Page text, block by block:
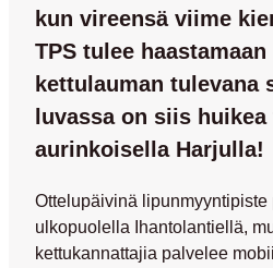
kun vireensä viime
TPS tulee
kettulauman tulevana
luvassa on siis
aurinkoisella Harjulla!
Ottelupäivinä
ulkopuolella Ihantolantiellä,
kettukannattajia palvelee